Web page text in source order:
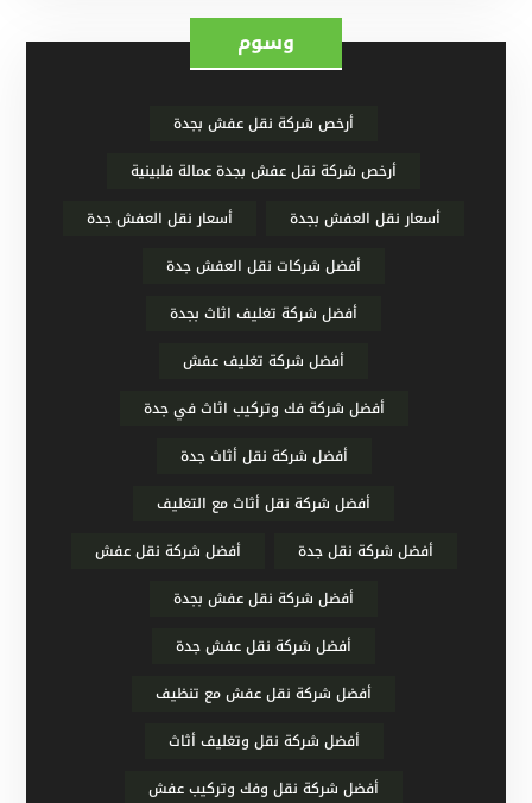
وسوم
أرخص شركة نقل عفش بجدة
أرخص شركة نقل عفش بجدة عمالة فلبينية
أسعار نقل العفش بجدة
أسعار نقل العفش جدة
أفضل شركات نقل العفش جدة
أفضل شركة تغليف اثاث بجدة
أفضل شركة تغليف عفش
أفضل شركة فك وتركيب اثاث في جدة
أفضل شركة نقل أثاث جدة
أفضل شركة نقل أثاث مع التغليف
أفضل شركة نقل جدة
أفضل شركة نقل عفش
أفضل شركة نقل عفش بجدة
أفضل شركة نقل عفش جدة
أفضل شركة نقل عفش مع تنظيف
أفضل شركة نقل وتغليف أثاث
أفضل شركة نقل وفك وتركيب عفش